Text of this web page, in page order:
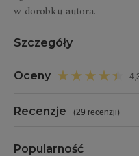
w dorobku autora.
Szczegóły
Oceny
Recenzje (29 recenzji)
Popularność